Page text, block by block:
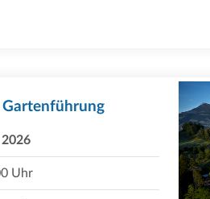
Gartenführung
Uhr